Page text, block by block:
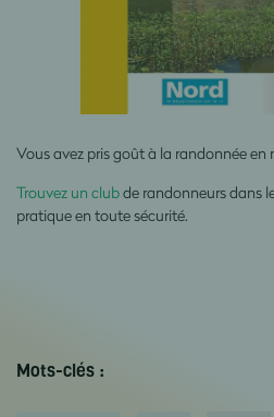
Vous avez pris goût à la randonnée
Trouvez un clubde randonneurs dans
pratique en toute sécurité.
Mots-clés :